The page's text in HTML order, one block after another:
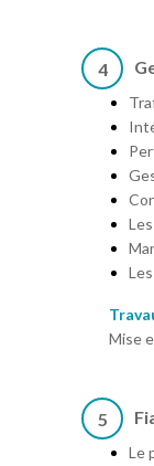
4
Mise
5
Le